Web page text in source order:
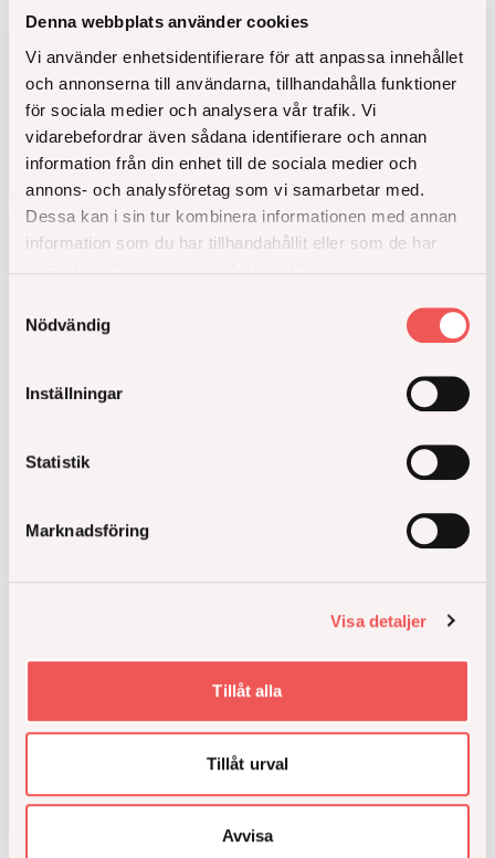
Denna webbplats använder cookies
Vi använder enhetsidentifierare för att anpassa innehållet
och annonserna till användarna, tillhandahålla funktioner
för sociala medier och analysera vår trafik. Vi
vidarebefordrar även sådana identifierare och annan
information från din enhet till de sociala medier och
annons- och analysföretag som vi samarbetar med.
Dessa kan i sin tur kombinera informationen med annan
information som du har tillhandahållit eller som de har
Nödvändig
Inställningar
Statistik
Marknadsföring
Visa detaljer
Tillåt alla
Tillåt urval
Avvisa
klimatberäkningar i våra projekt. Som i så mycket
Läs hela